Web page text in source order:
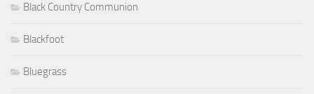
Black Country Communion
Blackfoot
Bluegrass